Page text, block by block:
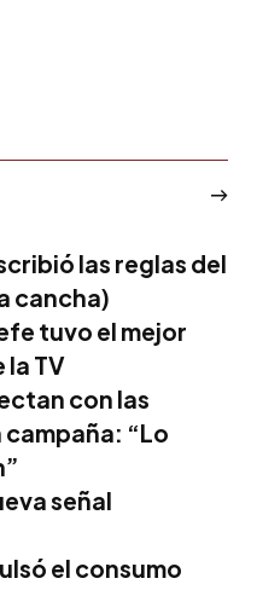
las reglas del
cancha)
tuvo el mejor
la TV
con las
campaña: “Lo
señal
el consumo